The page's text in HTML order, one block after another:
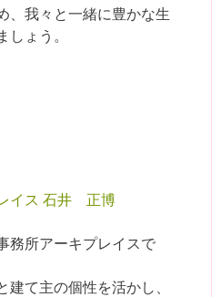
、我々と一緒に豊かな生
ょう。
イス 石井 正博
務所アーキプレイスで
て主の個性を活かし、